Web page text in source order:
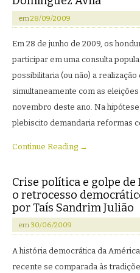
em28/09/2009
Em 28 de junho de 2009, os
participar em uma consulta
possibilitaria (ou não) a
simultaneamente com as
novembro deste ano. Na
plebiscito demandaria reformas
Continue Reading →
Crise política e golpe
o retrocesso
por Taís Sandrim Julião
em 30/06/2009
A história democrática da
recente se comparada às